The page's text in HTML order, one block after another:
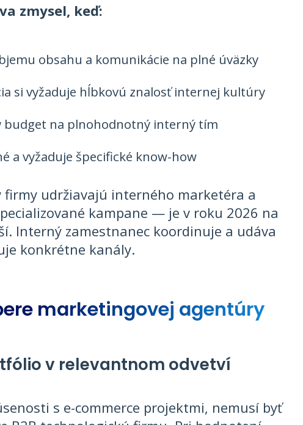
zmysel, keď:
obsahu a komunikácie na plné úväzky
si vyžaduje hĺbkovú znalosť internej kultúry
budget na plnohodnotný interný tím
a vyžaduje špecifické know-how
udržiavajú interného marketéra a
kampane — je v roku 2026 na
Interný zamestnanec koordinuje a udáva
konkrétne kanály.
marketingovej agentúry
v relevantnom odvetví
s e-commerce projektmi, nemusí byť